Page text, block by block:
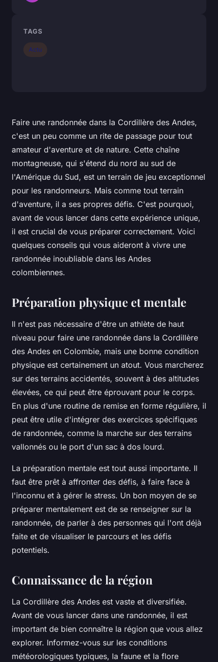
Faire une randonnée dans la Cordillère des Andes,
c'est un peu comme un rite de passage pour tout
amateur d'aventure et de nature. Cette chaîne
montagneuse, qui s'étend du nord au sud de
l'Amérique du Sud, est un terrain de jeu exceptionnel
pour les randonneurs. Mais comme tout terrain
d'aventure, il a ses propres défis. C'est pourquoi,
avant de vous lancer dans cette expérience unique,
il est crucial de vous préparer correctement. Voici
quelques conseils qui vous aideront à vivre une
randonnée inoubliable dans les Andes
colombiennes.
Préparation physique et mentale
Il n'est pas nécessaire d'être un athlète de haut
niveau pour faire une randonnée dans la Cordillère
des Andes en Colombie, mais une bonne condition
physique est certainement un atout. Vous marcherez
sur des terrains accidentés, souvent à des altitudes
élevées, ce qui peut être éprouvant pour le corps.
En plus d'une routine de remise en forme régulière, il
peut être utile d'intégrer des exercices spécifiques
de randonnée, comme la marche sur des terrains
vallonnés ou le port d'un sac à dos lourd.
La préparation mentale est tout aussi importante. Il
faut être prêt à affronter des défis, à faire face à
l'inconnu et à gérer le stress. Un bon moyen de se
préparer mentalement est de se renseigner sur la
randonnée, de parler à des personnes qui l'ont déjà
faite et de visualiser le parcours et les défis
potentiels.
Connaissance de la région
La Cordillère des Andes est vaste et diversifiée.
Avant de vous lancer dans une randonnée, il est
important de bien connaître la région que vous allez
explorer. Informez-vous sur les conditions
météorologiques typiques, la faune et la flore
TAGS
Actu